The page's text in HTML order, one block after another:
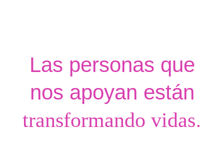
Las personas que
nos apoyan están
transformando vidas.